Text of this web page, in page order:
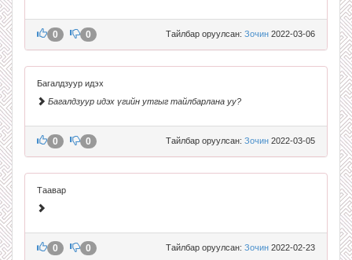
Тайлбар оруулсан: Зочин 2022-03-06
0 0
Багалдзуур идэх
Багалдзуур идэх үгийн утгыг тайлбарлана уу?
Тайлбар оруулсан: Зочин 2022-03-05
0 0
Таавар
Тайлбар оруулсан: Зочин 2022-02-23
0 0